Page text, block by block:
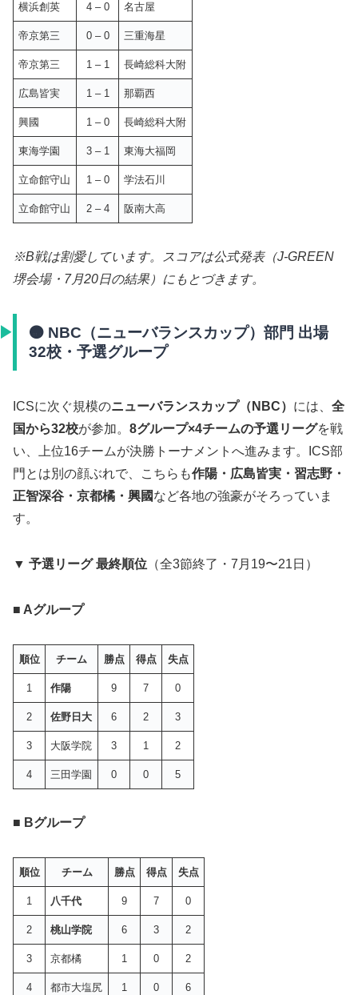
横浜創英 4 – 0 名古屋
帝京第三 0 – 0 三重海星
帝京第三 1 – 1 長崎総科大附
広島皆実 1 – 1 那覇西
興國 1 – 0 長崎総科大附
東海学園 3 – 1 東海大福岡
立命館守山 1 – 0 学法石川
立命館守山 2 – 4 阪南大高
※B戦は割愛しています。スコアは公式発表（J-GREEN
堺会場・7月20日の結果）にもとづきます。
🟠 NBC（ニューバランスカップ）部門 出場
32校・予選グループ
ICSに次ぐ規模のニューバランスカップ（NBC） には、 全
国から32校が参加。 8グループ×4チームの予選リーグを戦
い、上位16チームが決勝トーナメントへ進みます。ICS部
門とは別の顔ぶれで、こちらも作陽・広島皆実・習志野・
正智深谷・京都橘・興國など各地の強豪がそろっていま
す。
▼ 予選リーグ 最終順位 （全3節終了・7月19〜21日）
■ Aグループ
順位 チーム 勝点 得点 失点
1 作陽 9 7 0
2 佐野日大 6 2 3
3 大阪学院 3 1 2
4 三田学園 0 0 5
■ Bグループ
順位 チーム 勝点 得点 失点
1 八千代 9 7 0
2 桃山学院 6 3 2
3 京都橘 1 0 2
4 都市大塩尻 1 0 6